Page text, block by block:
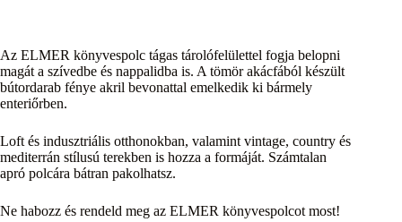
Az ELMER könyvespolc tágas tárolófelülettel fogja belopni
magát a szívedbe és nappalidba is. A tömör akácfából készült
bútordarab fénye akril bevonattal emelkedik ki bármely
enteriőrben.
Loft és indusztriális otthonokban, valamint vintage, country és
mediterrán stílusú terekben is hozza a formáját. Számtalan
apró polcára bátran pakolhatsz.
Ne habozz és rendeld meg az ELMER könyvespolcot most!